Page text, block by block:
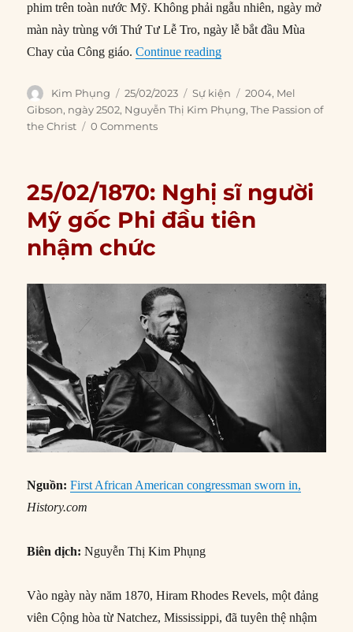
phim trên toàn nước Mỹ. Không phải ngẫu nhiên, ngày mở
màn này trùng với Thứ Tư Lễ Tro, ngày lễ bắt đầu Mùa
Chay của Công giáo.Continue reading“25/02/2004: “The
Author
Kim Phụng
Posted
on
25/02/2023 Categories
Sự kiện Tags
2004, Mel
Gibson, ngày 2502, Nguyễn Thị Kim Phụng,The Passion of
the Christ
0 Comments
25/02/1870: Nghị sĩ người
Mỹ gốc Phi đầu tiên
nhậm chức
Nguồn: First African American congressman sworn in,
History.com
Biên dịch: Nguyễn Thị Kim Phụng
Vào ngày này năm 1870, Hiram Rhodes Revels, một đảng
viên Cộng hòa từ Natchez, Mississippi, đã tuyên thệ nhậm